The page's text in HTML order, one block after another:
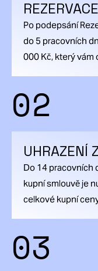
REZERVACE
Po podepsání
do 5 pracovních
000 Kč, který vám
02
UHRAZENÍ
Do 14 pracovních
kupní smlouvě je
celkové kupní
03